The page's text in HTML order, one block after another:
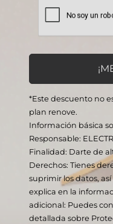
*Este descuento no
plan renove.
Información básica
Responsable:
Finalidad: Darte de
Derechos: Tienes
suprimir los datos,
explica en la
adicional: Puedes
detallada sobre